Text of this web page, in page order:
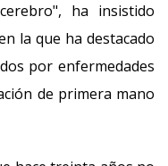
ha insistido
la que ha destacado
por enfermedades
de primera mano